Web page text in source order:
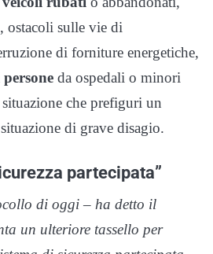
, ostacoli sulle vie di
di forniture energetiche,
da ospedali o minori
che prefiguri un
di grave disagio.
partecipata”
di oggi – ha detto il
un ulteriore tassello per